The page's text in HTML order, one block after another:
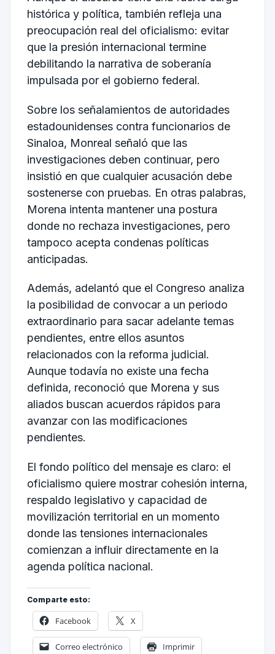
histórica y política, también refleja una
preocupación real del oficialismo: evitar
que la presión internacional termine
debilitando la narrativa de soberanía
impulsada por el gobierno federal.
Sobre los señalamientos de autoridades
estadounidenses contra funcionarios de
Sinaloa, Monreal señaló que las
investigaciones deben continuar, pero
insistió en que cualquier acusación debe
sostenerse con pruebas. En otras palabras,
Morena intenta mantener una postura
donde no rechaza investigaciones, pero
tampoco acepta condenas políticas
anticipadas.
Además, adelantó que el Congreso analiza
la posibilidad de convocar a un periodo
extraordinario para sacar adelante temas
pendientes, entre ellos asuntos
relacionados con la reforma judicial.
Aunque todavía no existe una fecha
definida, reconoció que Morena y sus
aliados buscan acuerdos rápidos para
avanzar con las modificaciones
pendientes.
El fondo político del mensaje es claro: el
oficialismo quiere mostrar cohesión interna,
respaldo legislativo y capacidad de
movilización territorial en un momento
donde las tensiones internacionales
comienzan a influir directamente en la
agenda política nacional.
Comparte esto:
Facebook X
Correo electrónico Imprimir